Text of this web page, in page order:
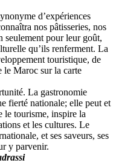
d’expériences
nos pâtisseries, nos
seulement pour leur goût,
qu’ils renferment. La
touristique, de
le Maroc sur la carte
La gastronomie
fierté nationale; elle peut et
tourisme, inspire la
et les cultures. Le
et ses saveurs, ses
y parvenir.